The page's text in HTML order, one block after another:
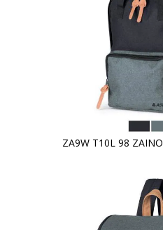
ZA9W T10L 98 ZAINO